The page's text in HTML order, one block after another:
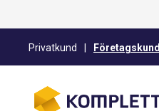
Privatkund Företagskund